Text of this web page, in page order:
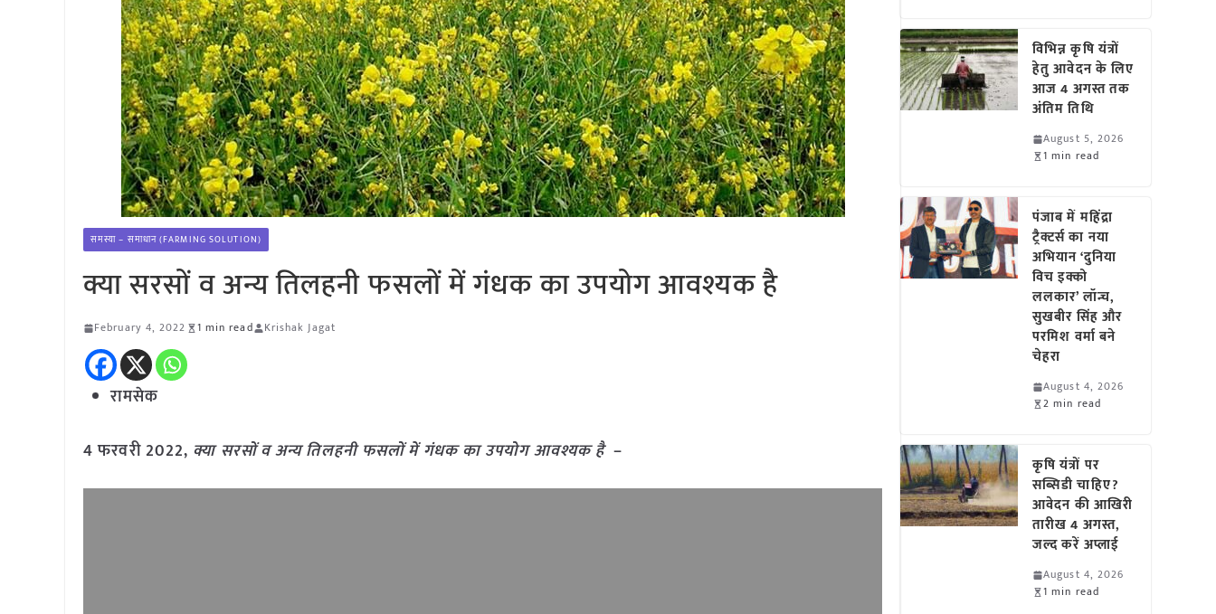
समस्या – समाधान (FARMING SOLUTION)
क्या सरसों व अन्य तिलहनी फसलों में गंधक का उपयोग आवश्यक है
February 4, 2022 1 min read Krishak Jagat
रामसेक
4 फरवरी 2022, क्या सरसों व अन्य तिलहनी फसलों में गंधक का उपयोग आवश्यक है–
विभिन्न कृषि यंत्रों
हेतु आवेदन के लिए
आज 4 अगस्त तक
अंतिम तिथि
August 5, 2026
1 min read
पंजाब में महिंद्रा
ट्रैक्टर्स का नया
अभियान ‘दुनिया
विच इक्को
ललकार’ लॉन्च,
सुखबीर सिंह और
परमिश वर्मा बने
चेहरा
August 4, 2026
2 min read
कृषि यंत्रों पर
सब्सिडी चाहिए?
आवेदन की आखिरी
तारीख 4 अगस्त,
जल्द करें अप्लाई
August 4, 2026
1 min read